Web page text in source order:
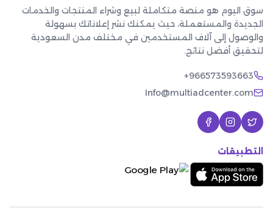
سوق اليوم هو منصة متكاملة لبيع وشراء المنتجات والخدمات
الجديدة والمستعملة، حيث يمكنك نشر إعلاناتك بسهولة
والوصول إلى آلاف المستخدمين في مختلف مدن السعودية
لتحقيق أفضل نتائج.
+966573593663
Info@multiadcenter.com
التطبيقات